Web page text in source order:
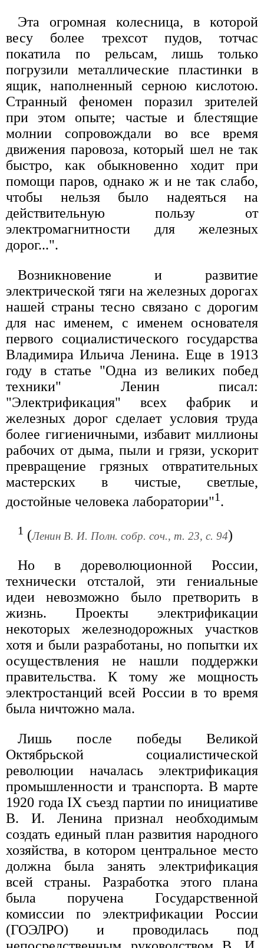
Эта огромная колесница, в которой
весу более трехсот пудов, тотчас
покатила по рельсам, лишь только
погрузили металлические пластинки в
ящик, наполненный серною кислотою.
Странный феномен поразил зрителей
при этом опыте; частые и блестящие
молнии сопровождали во все время
движения паровоза, который шел не так
быстро, как обыкновенно ходит при
помощи паров, однако ж и не так слабо,
чтобы нельзя было надеяться на
действительную пользу от
электромагнитности для железных
дорог...".
Возникновение и развитие
электрической тяги на железных дорогах
нашей страны тесно связано с дорогим
для нас именем, с именем основателя
первого социалистического государства
Владимира Ильича Ленина. Еще в 1913
году в статье "Одна из великих побед
техники" Ленин писал:
"Электрификация" всех фабрик и
железных дорог сделает условия труда
более гигиеничными, избавит миллионы
рабочих от дыма, пыли и грязи, ускорит
превращение грязных отвратительных
мастерских в чистые, светлые,
достойные человека лаборатории"1.
1 (Ленин В. И. Полн. собр. соч., т. 23, с. 94)
Но в дореволюционной России,
технически отсталой, эти гениальные
идеи невозможно было претворить в
жизнь. Проекты электрификации
некоторых железнодорожных участков
хотя и были разработаны, но попытки их
осуществления не нашли поддержки
правительства. К тому же мощность
электростанций всей России в то время
была ничтожно мала.
Лишь после победы Великой
Октябрьской социалистической
революции началась электрификация
промышленности и транспорта. В марте
1920 года IX съезд партии по инициативе
В. И. Ленина признал необходимым
создать единый план развития народного
хозяйства, в котором центральное место
должна была занять электрификация
всей страны. Разработка этого плана
была поручена Государственной
комиссии по электрификации России
(ГОЭЛРО) и проводилась под